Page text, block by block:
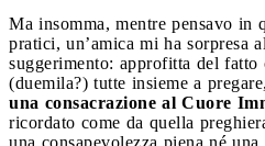
Ma insomma, mentre pensavo in
pratici, un’amica mi ha sorpresa
suggerimento: approfitta del fatto
(duemila?) tutte insieme a
una consacrazione al Cuore
ricordato come da quella
una consapevolezza piena né